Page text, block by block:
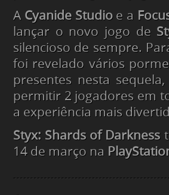
A Cyanide Studio e a
lançar o novo jogo de
silencioso de sempre.
foi revelado vários
presentes nesta
permitir 2 jogadores em
a experiência mais
Styx: Shards of Darkness
14 de março na